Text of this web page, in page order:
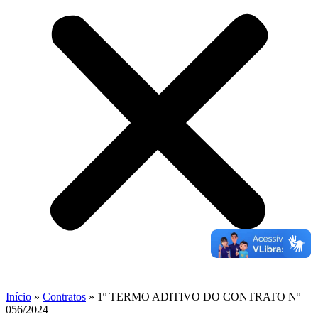
Início » Contratos » 1º TERMO ADITIVO DO CONTRATO Nº
056/2024